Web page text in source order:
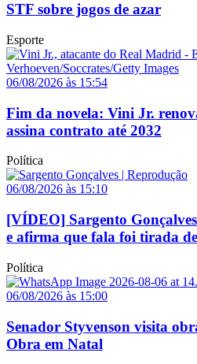
STF sobre jogos de azar
Esporte
06/08/2026 às 15:54
Fim da novela: Vini Jr.
assina contrato até 2032
Política
06/08/2026 às 15:10
[VÍDEO] Sargento
e afirma que fala foi tirada
Política
06/08/2026 às 15:00
Senador Styvenson visita
Obra em Natal